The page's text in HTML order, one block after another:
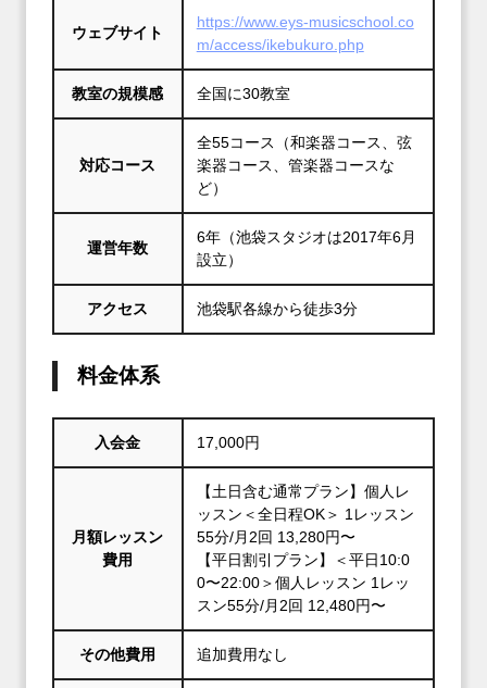
ウェブサイト
https://www.eys-musicschool.co
m/access/ikebukuro.php
教室の規模感 全国に30教室
対応コース
全55コース（和楽器コース、弦
楽器コース、管楽器コースな
ど）
運営年数
6年（池袋スタジオは2017年6月
設立）
アクセス 池袋駅各線から徒歩3分
料金体系
入会金 17,000円
月額レッスン
費用
【土日含む通常プラン】個人レ
ッスン＜全日程OK＞ 1レッスン
55分/月2回 13,280円〜
【平日割引プラン】＜平日10:0
0〜22:00＞個人レッスン 1レッ
スン55分/月2回 12,480円〜
その他費用 追加費用なし